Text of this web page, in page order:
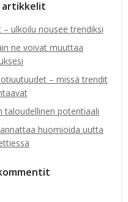
artikkelit
ulkoilu nousee trendiksi
ne voivat muuttaa
– missä trendit
taloudellinen potentiaali
huomioida uutta